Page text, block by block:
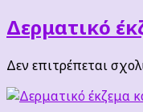
Δερματικό
Δεν επιτρέπεται